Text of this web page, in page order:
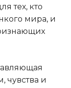
тех, кто
мира, и
чувства и